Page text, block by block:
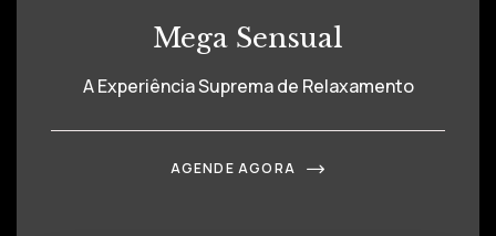
Mega Sensual
A Experiência Suprema de Relaxamento
AGENDE AGORA